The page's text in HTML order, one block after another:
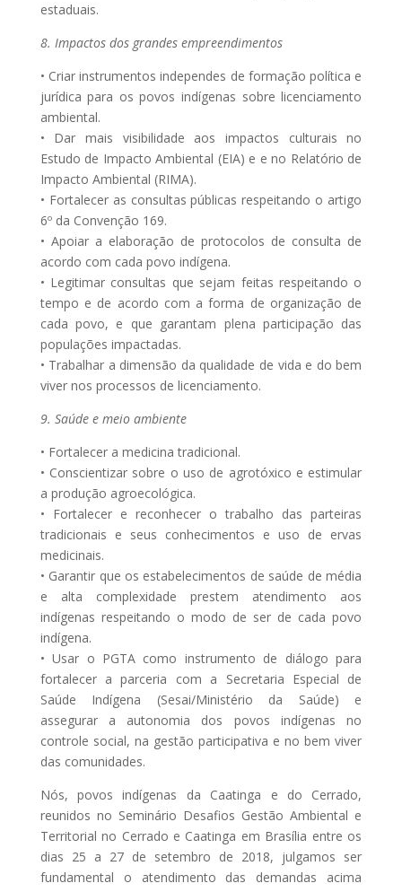
estaduais.
8. Impactos dos grandes empreendimentos
• Criar instrumentos independes de formação política e
jurídica para os povos indígenas sobre licenciamento
ambiental.
• Dar mais visibilidade aos impactos culturais no
Estudo de Impacto Ambiental (EIA) e e no Relatório de
Impacto Ambiental (RIMA).
• Fortalecer as consultas públicas respeitando o artigo
6º da Convenção 169.
• Apoiar a elaboração de protocolos de consulta de
acordo com cada povo indígena.
• Legitimar consultas que sejam feitas respeitando o
tempo e de acordo com a forma de organização de
cada povo, e que garantam plena participação das
populações impactadas.
• Trabalhar a dimensão da qualidade de vida e do bem
viver nos processos de licenciamento.
9. Saúde e meio ambiente
• Fortalecer a medicina tradicional.
• Conscientizar sobre o uso de agrotóxico e estimular
a produção agroecológica.
• Fortalecer e reconhecer o trabalho das parteiras
tradicionais e seus conhecimentos e uso de ervas
medicinais.
• Garantir que os estabelecimentos de saúde de média
e alta complexidade prestem atendimento aos
indígenas respeitando o modo de ser de cada povo
indígena.
• Usar o PGTA como instrumento de diálogo para
fortalecer a parceria com a Secretaria Especial de
Saúde Indígena (Sesai/Ministério da Saúde) e
assegurar a autonomia dos povos indígenas no
controle social, na gestão participativa e no bem viver
das comunidades.
Nós, povos indígenas da Caatinga e do Cerrado,
reunidos no Seminário Desafios Gestão Ambiental e
Territorial no Cerrado e Caatinga em Brasília entre os
dias 25 a 27 de setembro de 2018, julgamos ser
fundamental o atendimento das demandas acima